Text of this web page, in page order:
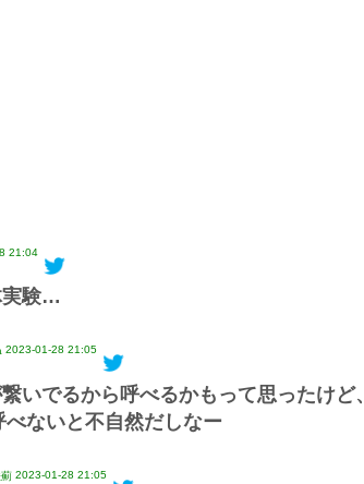
21:04
実験…
2023-01-28 21:05
いでるから呼べるかもって思ったけど
ないと不自然だしなー
2023-01-28 21:05